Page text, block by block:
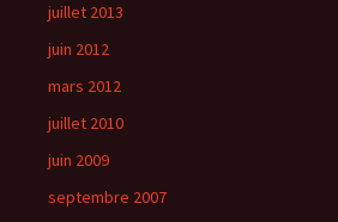
juillet 2013
juin 2012
mars 2012
juillet 2010
juin 2009
septembre 2007